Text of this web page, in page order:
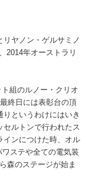
ヤノン・ゲルサミノ
2014年オーストラリ
組のルノー・クリオ
終日には表彰台の頂
というわけにはいき
セルトンで行われたス
インにつけた時、オル
ステや全ての電気装
森のステージが始ま